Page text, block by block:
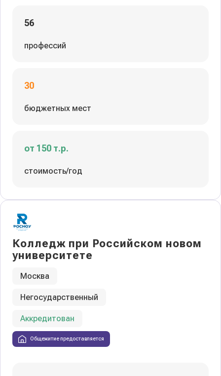
56
профессий
30
бюджетных мест
от 150 т.р.
стоимость/год
Колледж при Российском новом
университете
Москва
Негосударственный
Аккредитован
Общежитие предоставляется